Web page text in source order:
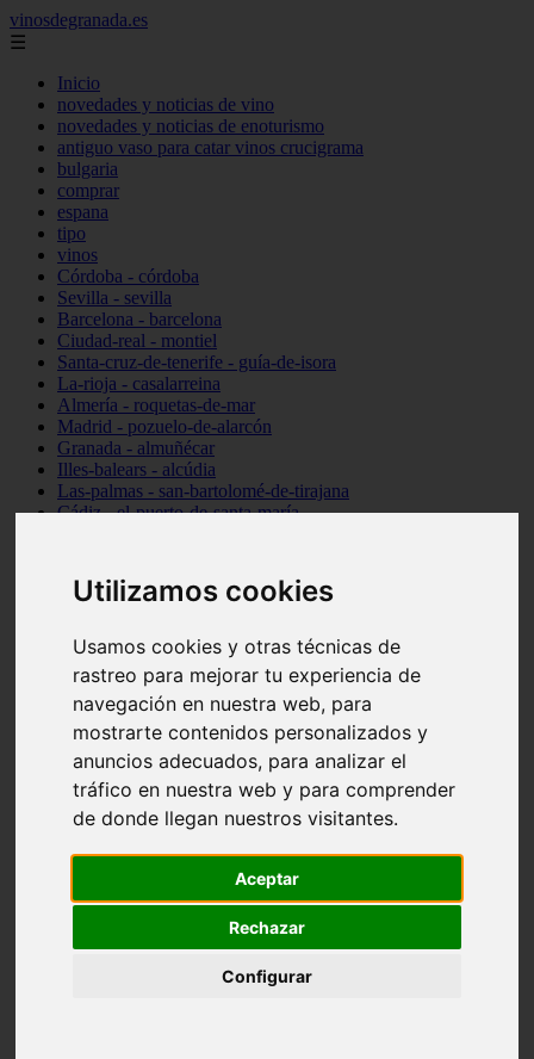
Utilizamos cookies
Usamos cookies y otras técnicas de
rastreo para mejorar tu experiencia de
navegación en nuestra web, para
mostrarte contenidos personalizados y
anuncios adecuados, para analizar el
tráfico en nuestra web y para comprender
de donde llegan nuestros visitantes.
Aceptar
Rechazar
Configurar
vinosdegranada.es
☰
Inicio
novedades y noticias de vino
novedades y noticias de enoturismo
antiguo vaso para catar vinos crucigrama
bulgaria
comprar
espana
tipo
vinos
Córdoba - córdoba
Sevilla - sevilla
Barcelona - barcelona
Ciudad-real - montiel
Santa-cruz-de-tenerife - guía-de-isora
La-rioja - casalarreina
Almería - roquetas-de-mar
Madrid - pozuelo-de-alarcón
Granada - almuñécar
Illes-balears - alcúdia
Las-palmas - san-bartolomé-de-tirajana
Cádiz - el-puerto-de-santa-maría
Santa-cruz-de-tenerife - los-llanos-de-aridane
Cantabria - suances
Granada - monachil
Huesca - isábena
Huesca - alquézar
Huesca - castejón-de-sos
Sevilla - marinaleda
Córdoba - almedinilla
Navarra - zangoza
Cantabria - arenas-de-iguña
Barcelona - la-pobla-de-lillet
Las-palmas - yaiza
Valladolid - fuensaldaña